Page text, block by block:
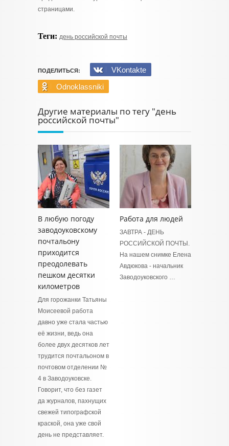
страницами.
Теги: день российской почты
ПОДЕЛИТЬСЯ:
VKontakte
Odnoklassniki
Другие материалы по тегу "день
российской почты"
В любую погоду
заводоуковскому
почтальону
приходится
преодолевать
пешком десятки
километров
Для горожанки Татьяны
Моисеевой работа
давно уже стала частью
её жизни, ведь она
более двух десятков лет
трудится почтальоном в
почтовом отделении №
4 в Заводоуковске.
Говорит, что без газет
да журналов, пахнущих
свежей типографской
краской, она уже свой
день не представляет.
Работа для людей
ЗАВТРА - ДЕНЬ
РОССИЙСКОЙ ПОЧТЫ.
На нашем снимке Елена
Авдюкова - начальник
Заводоуковского …